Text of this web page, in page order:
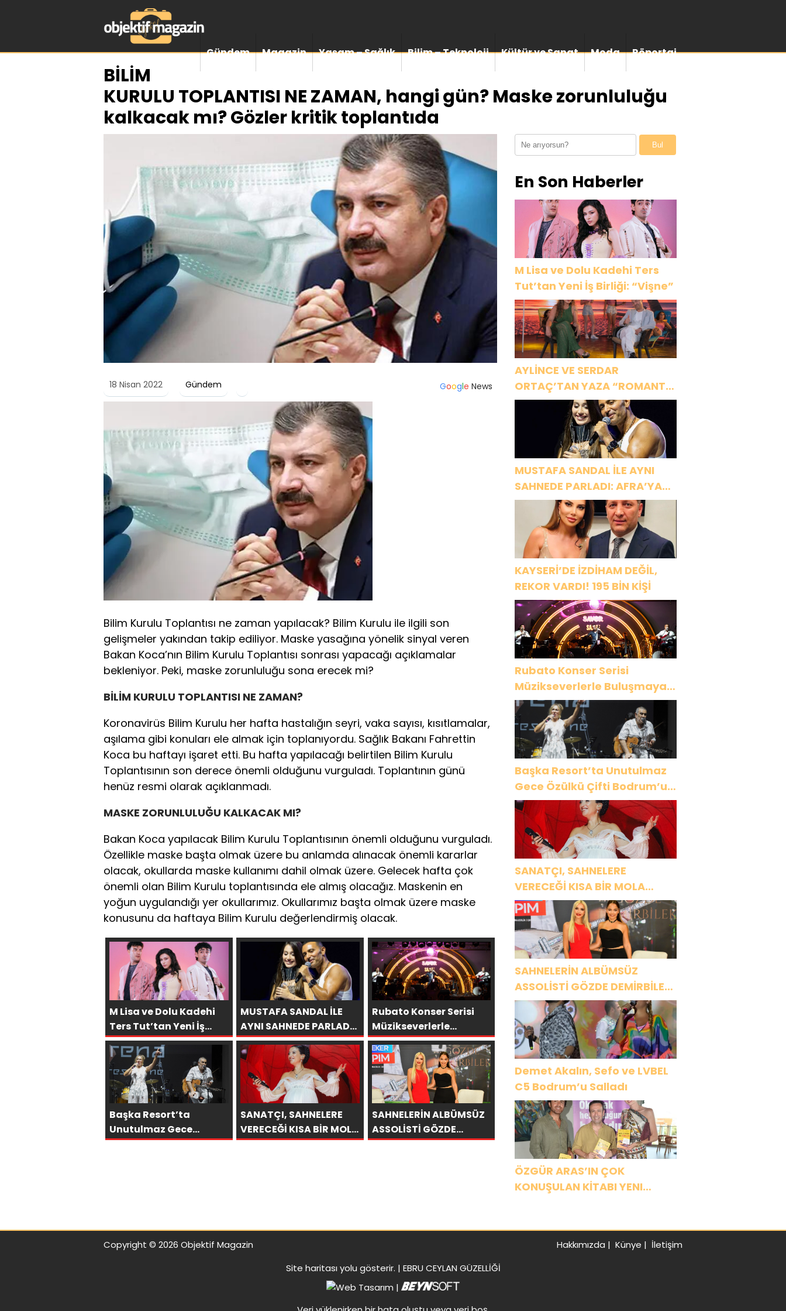
Gündem Magazin Yaşam – Sağlık Bilim – Teknoloji Kültür ve Sanat Moda Röportaj
BİLİM
KURULU TOPLANTISI NE ZAMAN, hangi gün? Maske zorunluluğu
kalkacak mı? Gözler kritik toplantıda
18 Nisan 2022 Gündem Google News
Bilim Kurulu Toplantısı ne zaman yapılacak? Bilim Kurulu ile ilgili son
gelişmeler yakından takip ediliyor. Maske yasağına yönelik sinyal veren
Bakan Koca’nın Bilim Kurulu Toplantısı sonrası yapacağı açıklamalar
bekleniyor. Peki, maske zorunluluğu sona erecek mi?
BİLİM KURULU TOPLANTISI NE ZAMAN?
Koronavirüs Bilim Kurulu her hafta hastalığın seyri, vaka sayısı, kısıtlamalar,
aşılama gibi konuları ele almak için toplanıyordu. Sağlık Bakanı Fahrettin
Koca bu haftayı işaret etti. Bu hafta yapılacağı belirtilen Bilim Kurulu
Toplantısının son derece önemli olduğunu vurguladı. Toplantının günü
henüz resmi olarak açıklanmadı.
MASKE ZORUNLULUĞU KALKACAK MI?
Bakan Koca yapılacak Bilim Kurulu Toplantısının önemli olduğunu vurguladı.
Özellikle maske başta olmak üzere bu anlamda alınacak önemli kararlar
olacak, okullarda maske kullanımı dahil olmak üzere. Gelecek hafta çok
önemli olan Bilim Kurulu toplantısında ele almış olacağız. Maskenin en
yoğun uygulandığı yer okullarımız. Okullarımız başta olmak üzere maske
konusunu da haftaya Bilim Kurulu değerlendirmiş olacak.
M Lisa ve Dolu Kadehi
Ters Tut’tan Yeni İş
Birliği: “Vişne”
MUSTAFA SANDAL İLE
AYNI SAHNEDE PARLADI:
AFRA’YA HARBİYE’DE
BÜYÜK ALKIŞ
Rubato Konser Serisi
Müzikseverlerle
Buluşmaya Devam
Ediyor
Başka Resort’ta
Unutulmaz Gece
Özülkü Çifti Bodrum’u
SANATÇI, SAHNELERE
VERECEĞİ KISA BİR MOLA
ÖNCESİ 13 AĞUSTOS’TA
SAHNELERİN ALBÜMSÜZ
ASSOLİSTİ GÖZDE
DEMİRBİLEK, NR1
Bul
En Son Haberler
M Lisa ve Dolu Kadehi Ters
Tut’tan Yeni İş Birliği: “Vişne”
AYLİNCE VE SERDAR
ORTAÇ’TAN YAZA “ROMANTİK
AŞK” BOMBASI!
MUSTAFA SANDAL İLE AYNI
SAHNEDE PARLADI: AFRA’YA
HARBİYE’DE BÜYÜK ALKIŞ
KAYSERİ’DE İZDİHAM DEĞİL,
REKOR VARDI! 195 BİN KİŞİ
Rubato Konser Serisi
Müzikseverlerle Buluşmaya
Devam Ediyor
Başka Resort’ta Unutulmaz
Gece Özülkü Çifti Bodrum’u
Büyüledi
SANATÇI, SAHNELERE
VERECEĞİ KISA BİR MOLA
ÖNCESİ 13 AĞUSTOS’TA SON
KEZ HARBİYE’DE OLACAK!
SAHNELERİN ALBÜMSÜZ
ASSOLİSTİ GÖZDE DEMİRBİLEK,
NR1 MAGAZİN’DE: “SON
ASSOLİST OLARAK VAR
OLACAĞIM!”
Demet Akalın, Sefo ve LVBEL
C5 Bodrum’u Salladı
ÖZGÜR ARAS’IN ÇOK
KONUŞULAN KİTABI YENI
KUTLADI
Copyright © 2026 Objektif Magazin Hakkımızda | Künye | İletişim
Site haritası yolu gösterir. | EBRU CEYLAN GÜZELLİĞİ
|